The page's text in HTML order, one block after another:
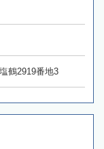
鶴2919番地3